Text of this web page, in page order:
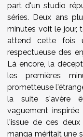
part d'un studio
séries. Deux ans
minutes voit le jour,
attend cette fois
respectueuse des
Là encore, la
les premières
prometteuse
la suite s'avère
vaguement
l'issue de ces
manga méritait une